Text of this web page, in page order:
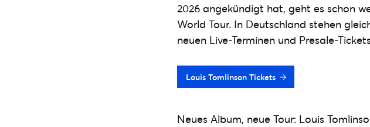
2026 angekündigt hat, geht es schon
World Tour. In Deutschland stehen
neuen Live-Terminen und Presale-
Louis Tomlinson Tickets
Neues Album, neue Tour: Louis